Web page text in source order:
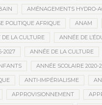
AMÉNAGEMENTS HYDRO-
POLITIQUE AFRIQUE ANAM
DE LA CULTURE ANNÉE DE
2027 ANNÉE DE LA CULTURE
ANNÉE SCOLAIRE 2020-
ANTI-IMPÉRIALISME
APPROVISIONNEMENT